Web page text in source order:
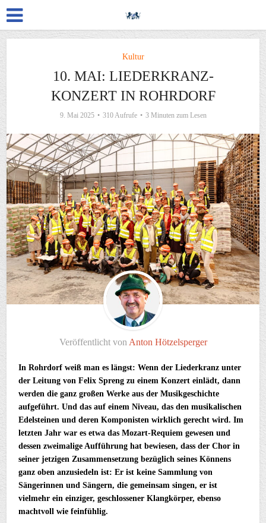
Kultur
10. MAI: LIEDERKRANZ-
KONZERT IN ROHRDORF
9. Mai 2025 310 Aufrufe 3 Minuten zum Lesen
Veröffentlicht von Anton Hötzelsperger
In Rohrdorf weiß man es längst: Wenn der Liederkranz unter
der Leitung von Felix Spreng zu einem Konzert einlädt, dann
werden die ganz großen Werke aus der Musikgeschichte
aufgeführt. Und das auf einem Niveau, das den musikalischen
Edelsteinen und deren Komponisten wirklich gerecht wird. Im
letzten Jahr war es etwa das Mozart-Requiem gewesen und
dessen zweimalige Aufführung hat bewiesen, dass der Chor in
seiner jetzigen Zusammensetzung bezüglich seines Könnens
ganz oben anzusiedeln ist: Er ist keine Sammlung von
Sängerinnen und Sängern, die gemeinsam singen, er ist
vielmehr ein einziger, geschlossener Klangkörper, ebenso
machtvoll wie feinfühlig.